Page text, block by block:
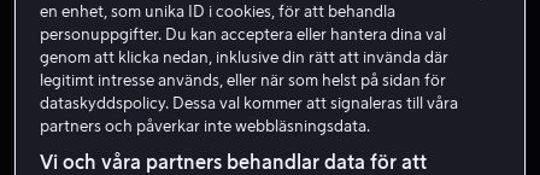
Henry Lloyd-Hughes
en enhet, som unika ID i cookies, för att behandla
personuppgifter. Du kan acceptera eller hantera dina val
genom att klicka nedan, inklusive din rätt att invända där
legitimt intresse används, eller när som helst på sidan för
dataskyddspolicy. Dessa val kommer att signaleras till våra
partners och påverkar inte webbläsningsdata.
Vi och våra partners behandlar data för att